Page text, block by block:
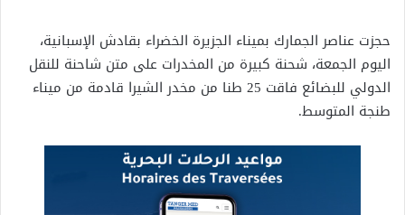
حجزت عناصر الجمارك بميناء الجزيرة الخضراء بقادش الإسبانية،
اليوم الجمعة، شحنة كبيرة من المخدرات على متن شاحنة للنقل
الدولي للبضائع فاقت 25 طنا من مخدر الشيرا قادمة من ميناء
طنجة المتوسط.